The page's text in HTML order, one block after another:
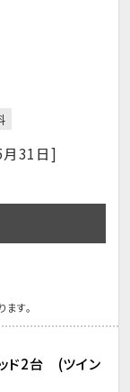
31日]
す。
ド2台 (ツイン